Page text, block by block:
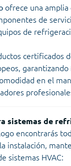
ofrece una amplia
de
de
certificados
garantizando
en el
sistemas de
encontrarás
instalación,
sistemas HVAC: